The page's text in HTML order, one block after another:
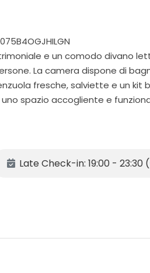
e un comodo divano
La camera dispone di
fresche, salviette e un kit
spazio accogliente e
Late Check-in: 19:00 - 23:30